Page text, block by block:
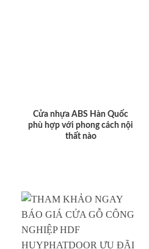
Cửa nhựa ABS Hàn Quốc
phù hợp với phong cách nội
thất nào